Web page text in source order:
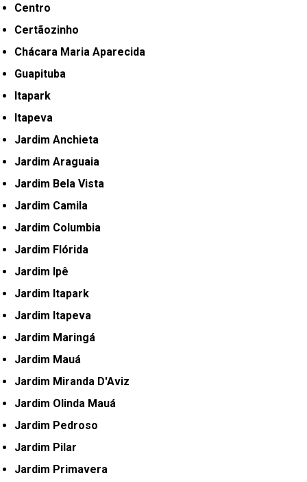
Centro
Certãozinho
Chácara Maria Aparecida
Guapituba
Itapark
Itapeva
Jardim Anchieta
Jardim Araguaia
Jardim Bela Vista
Jardim Camila
Jardim Columbia
Jardim Flórida
Jardim Ipê
Jardim Itapark
Jardim Itapeva
Jardim Maringá
Jardim Mauá
Jardim Miranda D'Aviz
Jardim Olinda Mauá
Jardim Pedroso
Jardim Pilar
Jardim Primavera